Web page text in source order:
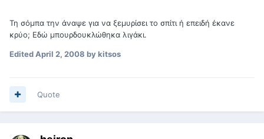
Τη σόμπα την άναψε για να ξεμυρίσει το σπίτι ή επειδή έκανε
κρύο; Εδώ μπουρδουκλώθηκα λιγάκι.
EditedApril 2, 2008 by kitsos
Quote